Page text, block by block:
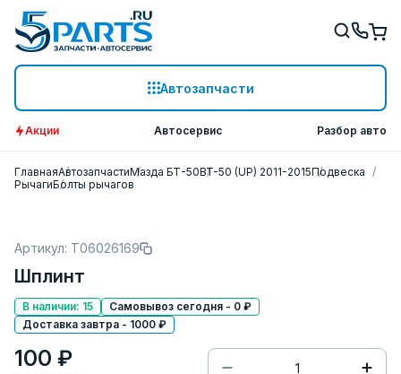
Автозапчасти
Акции Автосервис Разбор авто
ГлавнаяАвтозапчастиМазда БТ-50BT-50 (UP) 2011-2015Подвеска
РычагиБолты рычагов
Артикул: T06026169
Шплинт
В наличии: 15
Самовывоз сегодня - 0 ₽
Доставка завтра - 1000 ₽
100 ₽